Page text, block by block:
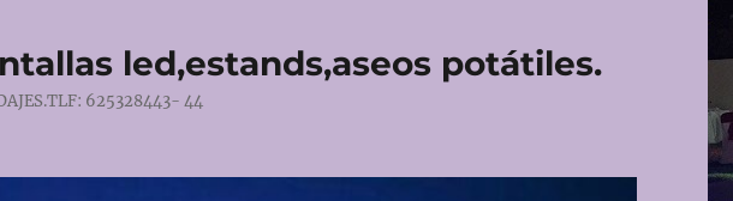
led,estands,aseos potátiles.
625328443- 44